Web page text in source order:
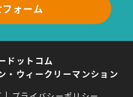
ォーム
ドットコム
・ウィークリーマンション